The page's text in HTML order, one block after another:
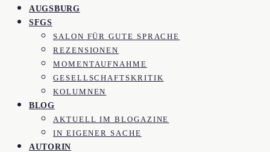
AUGSBURG
SFGS
SALON FÜR GUTE SPRACHE
REZENSIONEN
MOMENTAUFNAHME
GESELLSCHAFTSKRITIK
KOLUMNEN
BLOG
AKTUELL IM BLOGAZINE
IN EIGENER SACHE
AUTORIN